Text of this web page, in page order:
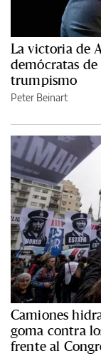
La victoria de
demócratas
trumpismo
Peter Beinart
Camiones
goma contra
frente al